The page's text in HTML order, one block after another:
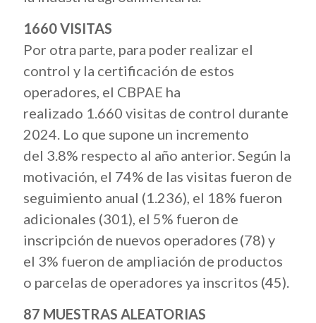
1660 VISITAS
Por otra parte, para poder realizar el
control y la certificación de estos
operadores, el CBPAE ha
realizado 1.660 visitas de control durante
2024. Lo que supone un incremento
del 3.8% respecto al año anterior. Según la
motivación, el 74% de las visitas fueron de
seguimiento anual (1.236), el 18% fueron
adicionales (301), el 5% fueron de
inscripción de nuevos operadores (78) y
el 3% fueron de ampliación de productos
o parcelas de operadores ya inscritos (45).
87 MUESTRAS ALEATORIAS